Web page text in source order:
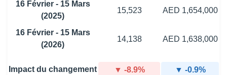
16 Février - 15 Mars
(2025)
15,523 AED 1,654,000
16 Février - 15 Mars
(2026)
14,138 AED 1,638,000
Impact du changement
▼ -8.9%
▼ -0.9%